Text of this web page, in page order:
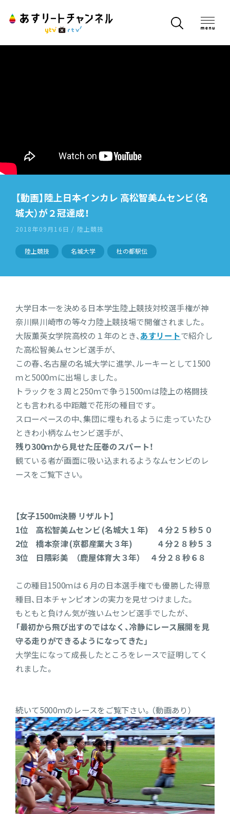
【動画】陸上日本インカレ 高松智美ムセンビ（名
城大）が２冠達成！
2018年09月16日 / 陸上競技
陸上競技 名城大学 杜の都駅伝
大学日本一を決める日本学生陸上競技対校選手権が神
奈川県川崎市の等々力陸上競技場で開催されました。
大阪薫英女学院高校の１年のとき、 あすリートで紹介し
た高松智美ムセンビ選手が、
この春、名古屋の名城大学に進学、ルーキーとして1500
ｍと5000ｍに出場しました。
トラックを３周と250ｍで争う1500ｍは陸上の格闘技
とも言われる中距離で花形の種目です。
スローペースの中、集団に埋もれるように走っていたひ
ときわ小柄なムセンビ選手が、
残り300ｍから見せた圧巻のスパート！
観ている者が画面に吸い込まれるようなムセンビのレ
ースをご覧下さい。
【女子1500m決勝 リザルト】
1位 高松智美ムセンビ (名城大１年) ４分２５秒５０
2位 橋本奈津 (京都産業大３年) ４分２８秒５３
3位 日隈彩美 （鹿屋体育大３年） ４分２８秒６８
この種目1500ｍは６月の日本選手権でも優勝した得意
種目、日本チャンピオンの実力を見せつけました。
もともと負けん気が強いムセンビ選手でしたが、
「最初から飛び出すのではなく、冷静にレース展開を見
守る走りができるようになってきた」
大学生になって成長したところをレースで証明してく
れました。
続いて5000ｍのレースをご覧下さい。（動画あり）